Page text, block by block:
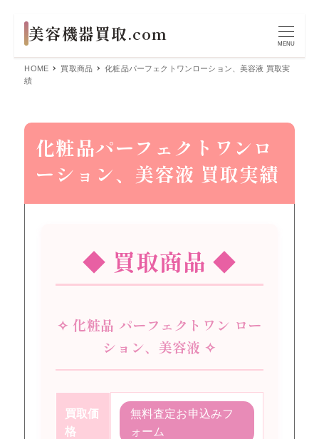
MENU
HOME 買取商品
化粧品パーフェクトワンローション、美容液 買取実
績
化粧品パーフェクトワンロ
ーション、美容液 買取実績
◆ 買取商品 ◆
✧ 化粧品 パーフェクトワン ロー
ション、美容液 ✧
買取価
格
無料査定お申込みフ
ォーム